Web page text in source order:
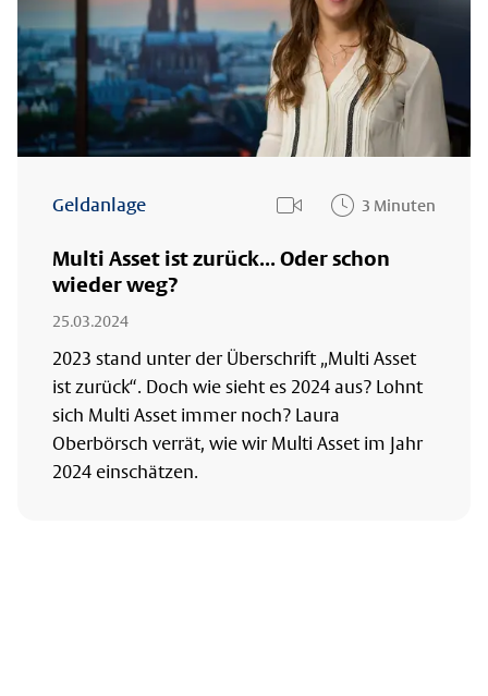
Geldanlage play video
3 Minuten
Multi Asset ist zurück... Oder schon
wieder weg?
25.03.2024
2023 stand unter der Überschrift „Multi Asset
ist zurück“. Doch wie sieht es 2024 aus? Lohnt
sich Multi Asset immer noch? Laura
Oberbörsch verrät, wie wir Multi Asset im Jahr
2024 einschätzen.